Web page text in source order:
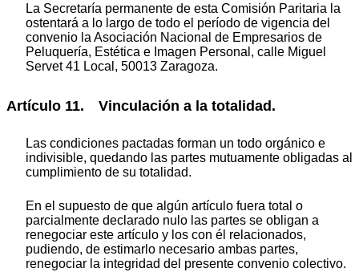
La Secretaría permanente de esta Comisión Paritaria la
ostentará a lo largo de todo el período de vigencia del
convenio la Asociación Nacional de Empresarios de
Peluquería, Estética e Imagen Personal, calle Miguel
Servet 41 Local, 50013 Zaragoza.
Artículo 11. Vinculación a la totalidad.
Las condiciones pactadas forman un todo orgánico e
indivisible, quedando las partes mutuamente obligadas al
cumplimiento de su totalidad.
En el supuesto de que algún artículo fuera total o
parcialmente declarado nulo las partes se obligan a
renegociar este artículo y los con él relacionados,
pudiendo, de estimarlo necesario ambas partes,
renegociar la integridad del presente convenio colectivo.